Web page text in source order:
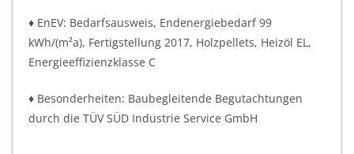
♦ EnEV: Bedarfsausweis, Endenergiebedarf 99
kWh/(m²a), Fertigstellung 2017, Holzpellets, Heizöl EL,
Energieeffizienzklasse C
♦ Besonderheiten: Baubegleitende Begutachtungen
durch die TÜV SÜD Industrie Service GmbH